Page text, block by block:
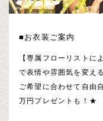
■お衣装ご案内
【専属フローリストに
で表情や雰囲気を変え
ご希望に合わせて自由
万円プレゼントも！★